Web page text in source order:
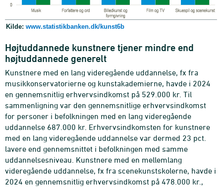
Kilde: www.statistikbanken.dk/kunst6b
Højtuddannede kunstnere tjener mindre end
højtuddannede generelt
Kunstnere med en lang videregående uddannelse, fx fra
musikkonservatorierne og kunstakademierne, havde i 2024
en gennemsnitlig erhvervsindkomst på 529.000 kr. Til
sammenligning var den gennemsnitlige erhvervsindkomst
for personer i befolkningen med en lang videregående
uddannelse 687.000 kr. Erhvervsindkomsten for kunstnere
med en lang videregående uddannelse var dermed 23 pct.
lavere end gennemsnittet i befolkningen med samme
uddannelsesniveau. Kunstnere med en mellemlang
videregående uddannelse, fx fra scenekunstskolerne, havde i
2024 en gennemsnitlig erhvervsindkomst på 478.000 kr.,